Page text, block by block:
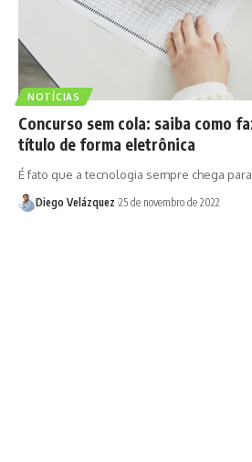
NOTÍCIAS
Concurso sem cola: saiba como
título de forma eletrônica
É fato que a tecnologia sempre chega
Diego Velázquez 25 de novembro de 2022